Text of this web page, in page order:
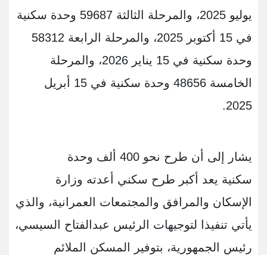
يوليو 2025، والمرحلة الثالثة 59687 وحدة سكنية
في 15 أكتوبر 2025، والمرحلة الرابعة 58312
وحدة سكنية في 15 يناير 2026، والمرحلة
الخامسة 48656 وحدة سكنية في 15 أبريل
2025.
يشار إلى أن طرح نحو 400 ألف وحدة
سكنية يعد أكبر طرح سكني أعدته وزارة
الإسكان والمرافق والمجتمعات العمرانية، والذي
يأتي تنفيذا لتوجيهات الرئيس عبدالفتاح السيسي،
رئيس الجمهورية، بتوفير المسكن الملائم